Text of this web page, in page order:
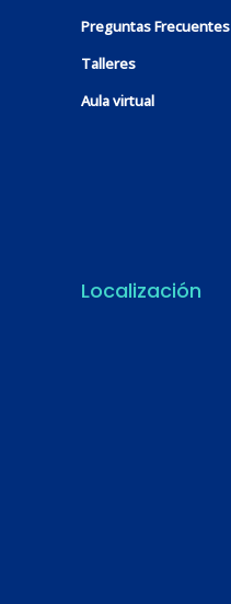
Preguntas Frecuentes
Talleres
Aula virtual
Localización